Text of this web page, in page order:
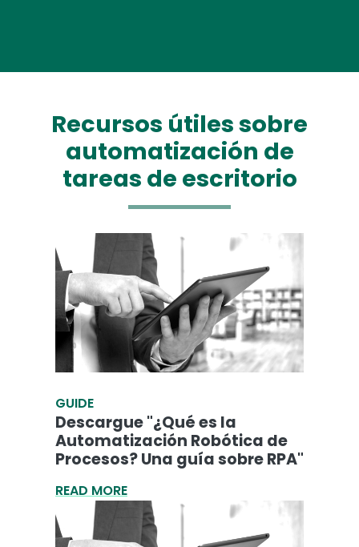
Recursos útiles sobre
automatización de
tareas de escritorio
GUIDE
Descargue "¿Qué es la
Automatización Robótica de
Procesos? Una guía sobre RPA"
READ MORE